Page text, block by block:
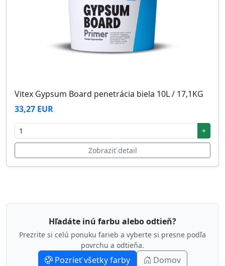
Vitex Gypsum Board penetrácia biela 10L / 17,1KG
33,27 EUR
+
Zobraziť detail
Hľadáte inú farbu alebo odtieň?
Prezrite si celú ponuku farieb a vyberte si presne podľa
povrchu a odtieňa.
Pozrieť všetky farby Domov